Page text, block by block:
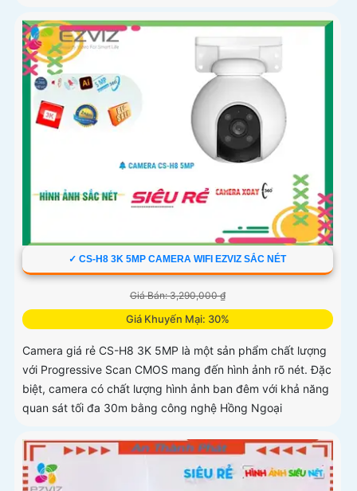
✓ CS-H8 3K 5MP CAMERA WIFI EZVIZ SẮC NÉT
Giá Bán: 3,290,000 ₫
Giá Khuyến Mại: 30%
Camera giá rẻ CS-H8 3K 5MP là một sản phẩm chất lượng
với Progressive Scan CMOS mang đến hình ảnh rõ nét. Đặc
biệt, camera có chất lượng hình ảnh ban đêm với khả năng
quan sát tối đa 30m bằng công nghệ Hồng Ngoại